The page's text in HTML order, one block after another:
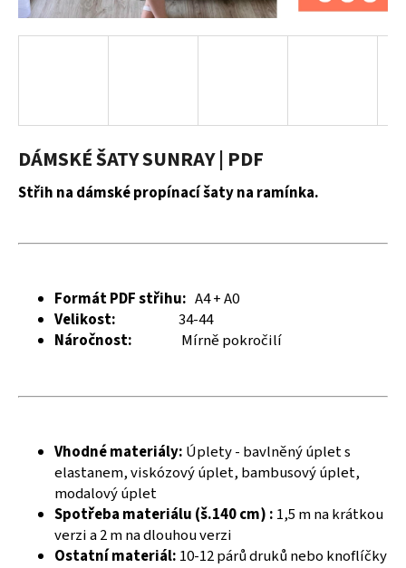
DÁMSKÉ ŠATY SUNRAY | PDF
Střih na dámské propínací šaty na ramínka.
Formát PDF střihu: A4 + A0
Velikost: 34-44
Náročnost: Mírně pokročilí
Vhodné materiály: Úplety - bavlněný úplet s
elastanem, viskózový úplet, bambusový úplet,
modalový úplet
Spotřeba materiálu (š.140 cm) : 1,5 m na krátkou
verzi a 2 m na dlouhou verzi
Ostatní materiál: 10-12 párů druků nebo knoflíčky
a
j
?